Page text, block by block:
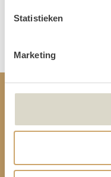
Statistieken
Marketing
Disclaimer: Dit product is een
+31620217366